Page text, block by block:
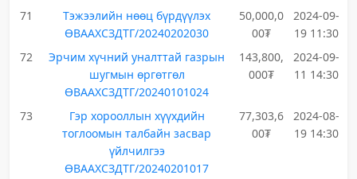
71
Тэжээлийн нөөц бүрдүүлэх
ӨВААХСЗДТГ/20240202030
50,000,0
00₮
2024-09-
19 11:30
72
Эрчим хүчний уналттай газрын
шугмын өргөтгөл
ӨВААХСЗДТГ/20240101024
143,800,
000₮
2024-09-
11 14:30
73
Гэр хорооллын хүүхдийн
тоглоомын талбайн засвар
үйлчилгээ
ӨВААХСЗДТГ/20240201017
77,303,6
00₮
2024-08-
19 14:30